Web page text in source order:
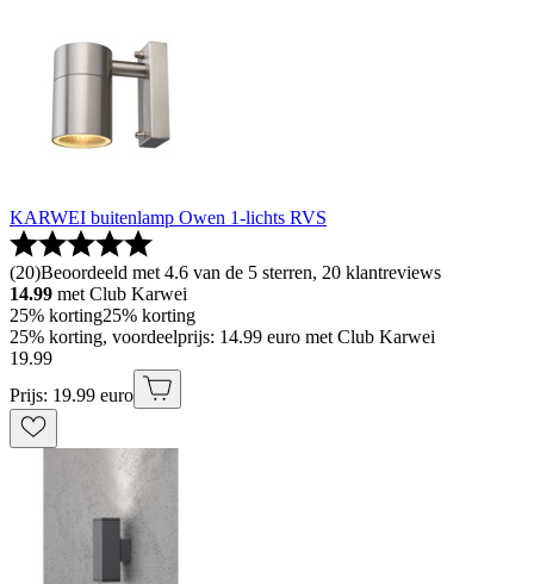
KARWEI buitenlamp Owen 1-lichts RVS
(20)Beoordeeld met 4.6 van de 5 sterren, 20 klantreviews
14.99 met Club Karwei
25% korting25% korting
25% korting, voordeelprijs: 14.99 euro met Club Karwei
19.99
Prijs: 19.99 euro